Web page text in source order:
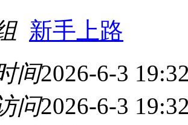
新手上路
间2026-6-3
问2026-6-3